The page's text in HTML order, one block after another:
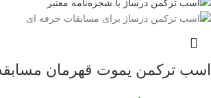
اسب ترکمن یموت قهرمان